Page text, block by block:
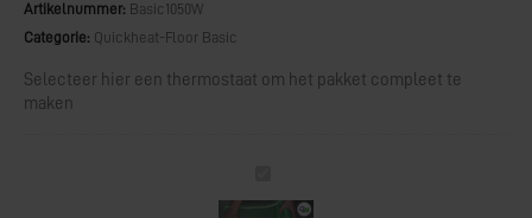
Artikelnummer: Basic1050W
Categorie: Quickheat-Floor Basic
Selecteer hier een thermostaat om het pakket compleet te
maken
m²